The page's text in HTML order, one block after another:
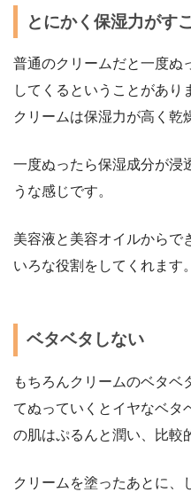
とにかく保湿力がす
普通のクリームだと一度ぬ
してくるということがあり
クリームは保湿力が高く乾
一度ぬったら保湿成分が浸
うな感じです。
美容液と美容オイルからで
いろな役割をしてくれます。
ベタベタしない
もちろんクリームのベタベ
てぬっていくとイヤなベタ
の肌はぷるんと潤い、比較
クリームを塗ったあとに、